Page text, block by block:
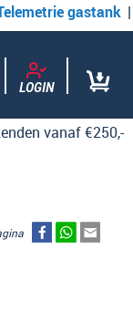
gastank
LOGIN
vanaf €250,-